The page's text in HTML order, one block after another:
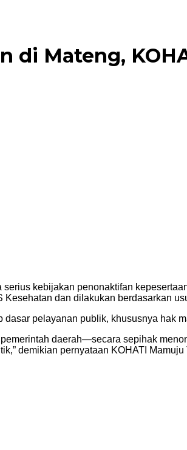
di Mateng,
kebijakan penonaktifan
dan dilakukan berdasarkan
pelayanan publik, khususnya hak
daerah—secara sepihak
demikian pernyataan KOHATI